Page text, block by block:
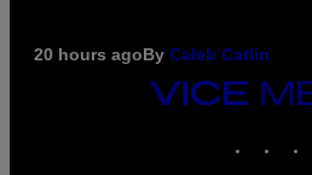
20 hours agoBy Caleb Catlin
VICE